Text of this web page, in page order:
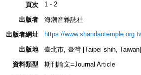
頁次 1 - 2
出版者
海潮音雜誌社
出版者網址
https://
出版地
臺北市, 臺灣 [Taipei shih, Taiwan]
資料類型
期刊論文=Journal Article